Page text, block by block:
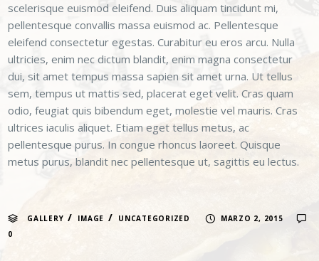
scelerisque euismod eleifend. Duis aliquam tincidunt mi,
pellentesque convallis massa euismod ac. Pellentesque
eleifend consectetur egestas. Curabitur eu eros arcu. Nulla
ultricies, enim nec dictum blandit, enim magna consectetur
dui, sit amet tempus massa sapien sit amet urna. Ut tellus
sem, tempus ut mattis sed, placerat eget velit. Cras quam
odio, feugiat quis bibendum eget, molestie vel mauris. Cras
ultrices iaculis aliquet. Etiam eget tellus metus, ac
pellentesque purus. In congue rhoncus laoreet. Quisque
metus purus, blandit nec pellentesque ut, sagittis eu lectus.
GALLERY / IMAGE / UNCATEGORIZED
MARZO 2, 2015
0